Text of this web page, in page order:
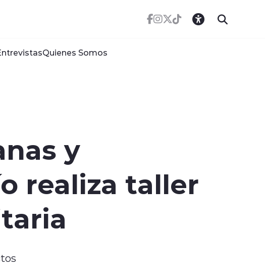
Quienes Somos
y
realiza taller